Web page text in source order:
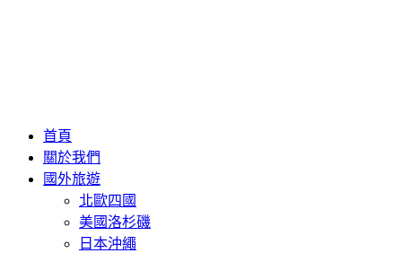
首頁
關於我們
國外旅遊
北歐四國
美國洛杉磯
日本沖繩